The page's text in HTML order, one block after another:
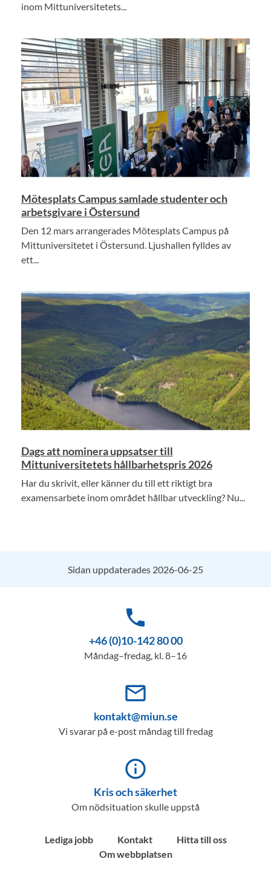
inom Mittuniversitetets...
Mötesplats Campus samlade studenter och
arbetsgivare i Östersund
Den 12 mars arrangerades Mötesplats Campus på
Mittuniversitetet i Östersund. Ljushallen fylldes av
ett...
Dags att nominera uppsatser till
Mittuniversitetets hållbarhetspris 2026
Har du skrivit, eller känner du till ett riktigt bra
examensarbete inom området hållbar utveckling? Nu...
Sidan uppdaterades 2026-06-25
phone
+46 (0)10-142 80 00
Måndag–fredag, kl. 8–16
mail_outline
kontakt@miun.se
Vi svarar på e-post måndag till fredag
info_outline
Kris och säkerhet
Om nödsituation skulle uppstå
Lediga jobb Kontakt
Hitta till oss
Om webbplatsen